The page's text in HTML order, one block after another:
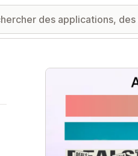
Galerie d’images